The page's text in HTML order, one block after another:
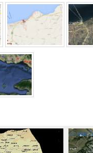
☐296